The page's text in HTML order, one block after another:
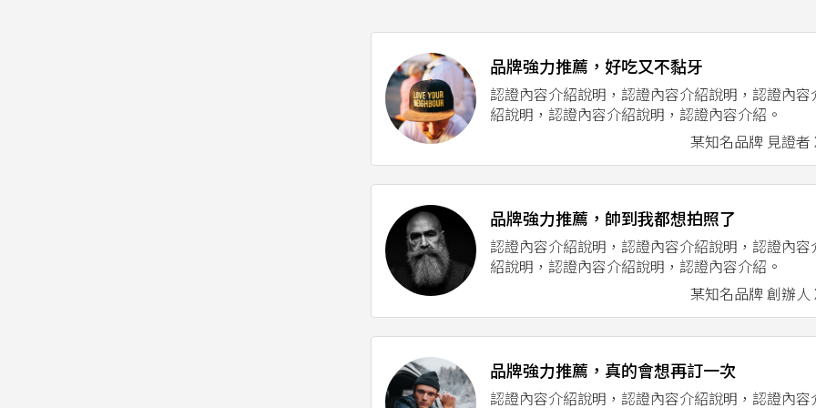
品牌強力推薦，好吃又不黏牙
認證內容介紹說明，認證內容介紹說明，認證內容
紹說明，認證內容介紹說明，認證內容介紹。
某知名品牌 見證者
品牌強力推薦，帥到我都想拍照了
認證內容介紹說明，認證內容介紹說明，認證內容
紹說明，認證內容介紹說明，認證內容介紹。
某知名品牌 創辦人
品牌強力推薦，真的會想再訂一次
認證內容介紹說明，認證內容介紹說明，認證內容